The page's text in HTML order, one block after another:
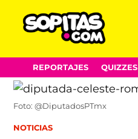
Skip
to
content
REPORTAJES QUIZZES
Foto: @DiputadosPTmx
POSTED
NOTICIAS